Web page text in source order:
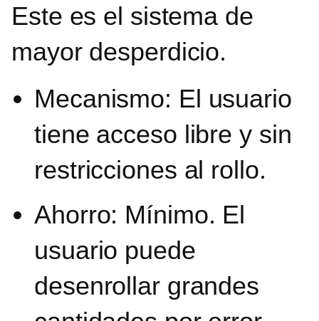
Este es el sistema de
mayor desperdicio.
Mecanismo: El usuario
tiene acceso libre y sin
restricciones al rollo.
Ahorro: Mínimo. El
usuario puede
desenrollar grandes